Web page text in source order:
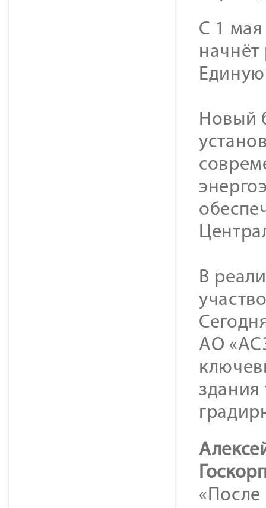
С 1
начнёт
Единую
Новый
В
АО
здания
«После